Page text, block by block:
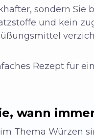
sondern Sie
und kein
Rezept für
wann
Thema Würzen